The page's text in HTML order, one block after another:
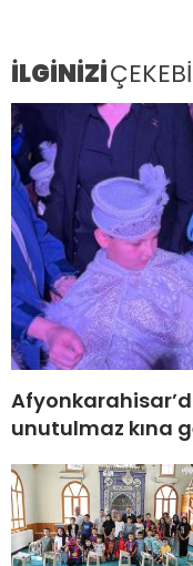
İLGİNİZİ
unutulmaz kına